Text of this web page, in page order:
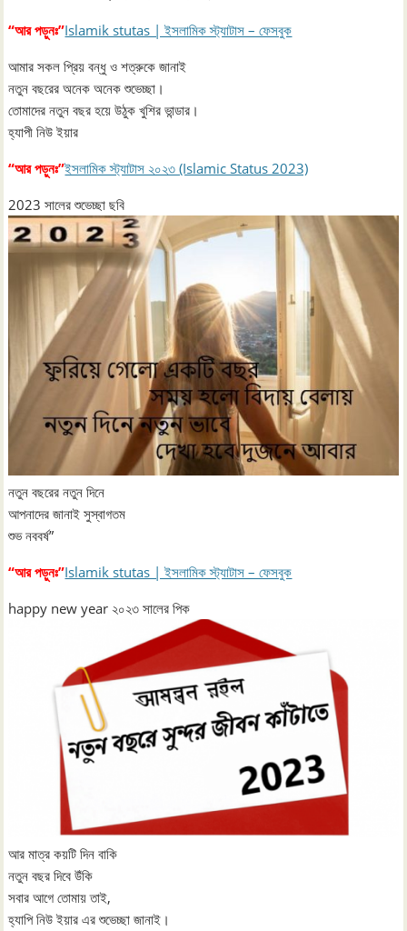
“আর পড়ুনঃ”Islamik stutas | ইসলামিক স্ট্যাটাস – ফেসবুক
আমার সকল প্রিয় বন্ধু ও শত্রুকে জানাই
নতুন বছরের অনেক অনেক শুভেচ্ছা।
তোমাদের নতুন বছর হয়ে উঠুক খুশির ভান্ডার।
হ্যাপী নিউ ইয়ার
“আর পড়ুনঃ”ইসলামিক স্ট্যাটাস ২০২৩ (Islamic Status 2023)
2023 সালের শুভেচ্ছা ছবি
নতুন বছরের নতুন দিনে
আপনাদের জানাই সুস্বাগতম
শুভ নববর্ষ”
“আর পড়ুনঃ”Islamik stutas | ইসলামিক স্ট্যাটাস – ফেসবুক
happy new year ২০২৩ সালের পিক
আর মাত্র কয়টি দিন বাকি
নতুন বছর দিবে উঁকি
সবার আগে তোমায় তাই,
হ্যাপি নিউ ইয়ার এর শুভেচ্ছা জানাই।